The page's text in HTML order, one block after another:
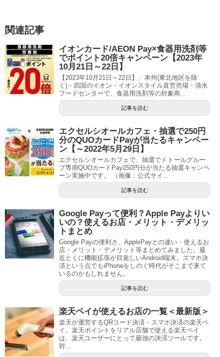
関連記事
イオンカード/AEON Pay×食器用洗剤等
でポイント20倍キャンペーン【2023年
10月21日～22日】
【2023年10月21日～22日】、本州(東北地区を除
く)・四国のイオン・イオンスタイル直営売場・清水
フードセンターで、食器用洗剤等の対象商...
記事を読む
エクセルシオールカフェ・抽選で250円
分のQUOカードPayが当たるキャンペー
ン【～2022年5月29日】
エクセルシオールカフェで、抽選でドトールグルー
プ専用QUOカードPay250円分が当たる抽選キャンペ
ーン実施中です。 （画像：公式サイ...
記事を読む
Google Payって便利？Apple Payよりい
いの？使えるお店・メリット・デメリッ
トまとめ
Google Payの便利さ、ApplePayとの違い・使えるお
店・メリット・デメリット等まとめてみました。最
近とくに機能拡張が目覚しいAndroid端末。スマホ決
済という点でもiPhoneをしのぐ時代がそこまで来て
いるのかもしれません。
記事を読む
楽天ペイが使えるお店の一覧＜最新版＞
楽天が運営するQRコード決済・スマホ決済の楽天ペ
イ。楽天ポイントをリアル店舗で使える楽天ペイ
は、楽天ユーザーにとって最強の決済ツールです。
対...